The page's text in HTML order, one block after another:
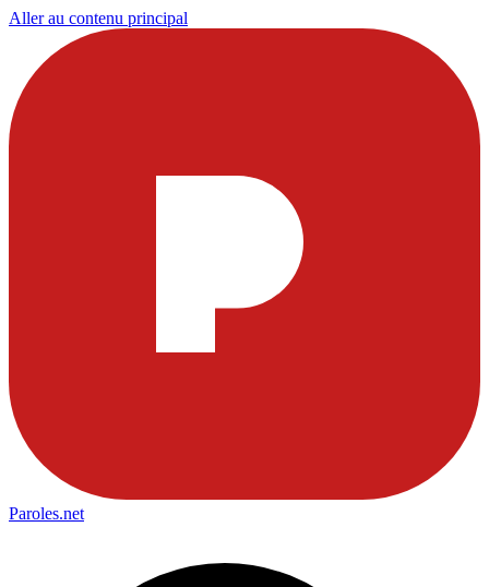
Aller au contenu principal
Paroles.net